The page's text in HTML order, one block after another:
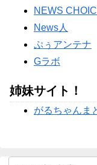
Powered by
NEWS
News人
ぷぅアンテナ
Gラボ
姉妹サイト！
がるちゃんま